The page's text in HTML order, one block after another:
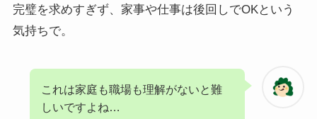
完璧を求めすぎず、家事や仕事は後回しでOKという
気持ちで。
これは家庭も職場も理解がないと難
しいですよね…